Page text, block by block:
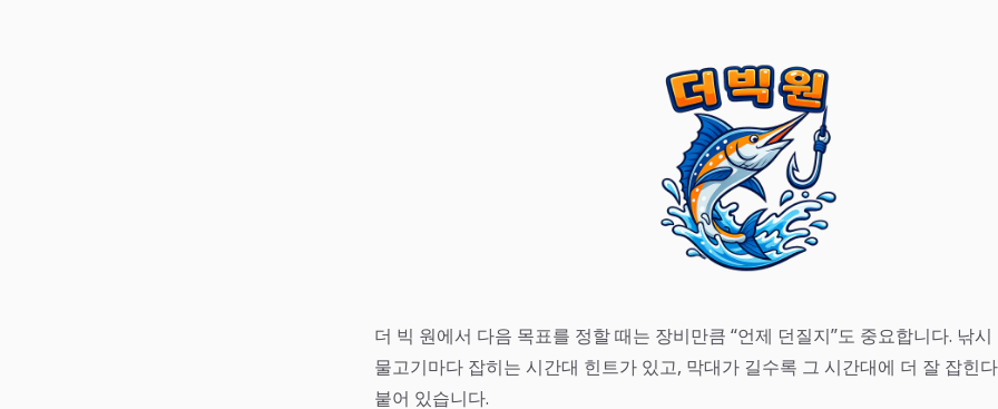
더 빅 원에서 다음 목표를 정할 때는 장비만큼 “언제 던질지”도 중요합니다. 낚
물고기마다 잡히는 시간대 힌트가 있고, 막대가 길수록 그 시간대에 더 잘 잡힌
붙어 있습니다.